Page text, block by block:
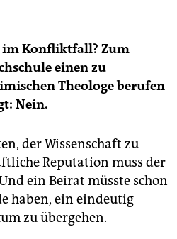
im Konfliktfall? Zum
einen zu
Theologe berufen
Nein.
der Wissenschaft zu
Reputation muss der
ein Beirat müsste schon
haben, ein eindeutig
zu übergehen.